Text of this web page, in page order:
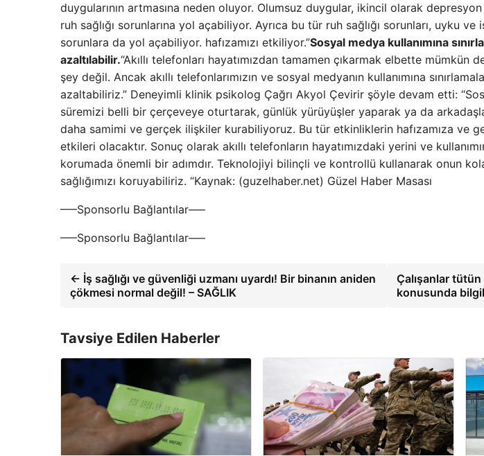
duygularının artmasına neden oluyor. Olumsuz duygular, ikincil olarak
ruh sağlığı sorunlarına yol açabiliyor. Ayrıca bu tür ruh sağlığı sorunları, uyku
sorunlara da yol açabiliyor. hafızamızı etkiliyor.”Sosyal medya kullanımına
azaltılabilir.“Akıllı telefonları hayatımızdan tamamen çıkarmak elbette
şey değil. Ancak akıllı telefonlarımızın ve sosyal medyanın kullanımına
azaltabiliriz.” Deneyimli klinik psikolog Çağrı Akyol Çevirir şöyle devam etti:
süremizi belli bir çerçeveye oturtarak, günlük yürüyüşler yaparak ya da
daha samimi ve gerçek ilişkiler kurabiliyoruz. Bu tür etkinliklerin hafızamıza ve
etkileri olacaktır. Sonuç olarak akıllı telefonların hayatımızdaki yerini ve
korumada önemli bir adımdır. Teknolojiyi bilinçli ve kontrollü kullanarak onun
sağlığımızı koruyabiliriz. “Kaynak: (guzelhaber.net) Güzel Haber Masası
—–Sponsorlu Bağlantılar—–
—–Sponsorlu Bağlantılar—–
← İş sağlığı ve güvenliği uzmanı uyardı! Bir binanın aniden
çökmesi normal değil! – SAĞLIK
Çalışanlar
konusunda
Tavsiye Edilen Haberler